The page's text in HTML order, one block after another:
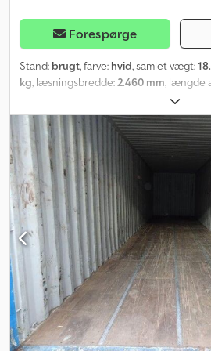
Forespørge
Stand: brugt, farve: hvid, samlet vægt:
kg , læsningsbredde: 2.460 mm , længde
, maskine/
BDF stål skiftelad/skiftekasse, 7,45 m
lagercontainer * Skiftekasse /
ydervæg * Lagercontainer * Rulleport
Skridsikker krydsfinerbund,
* Afsætningshøjde: 1,02 - 1,32 m *
Hsx Abwjf * Gennemkørselsåbning ved
på ramme og opbygning * Afskalning af